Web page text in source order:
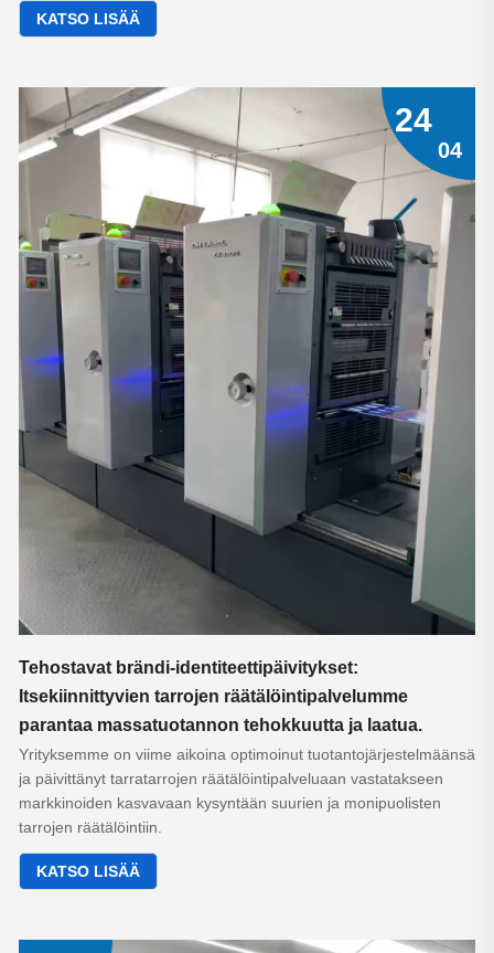
KATSO LISÄÄ
24
04
Tehostavat brändi-identiteettipäivitykset:
Itsekiinnittyvien tarrojen räätälöintipalvelumme
parantaa massatuotannon tehokkuutta ja laatua.
Yrityksemme on viime aikoina optimoinut tuotantojärjestelmäänsä
ja päivittänyt tarratarrojen räätälöintipalveluaan vastatakseen
markkinoiden kasvavaan kysyntään suurien ja monipuolisten
tarrojen räätälöintiin.
KATSO LISÄÄ